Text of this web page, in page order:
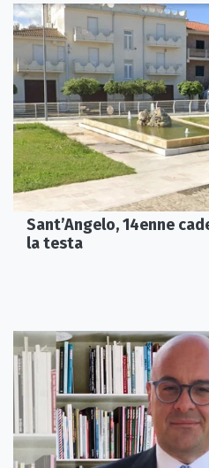
Sant’Angelo, 14enne
la testa